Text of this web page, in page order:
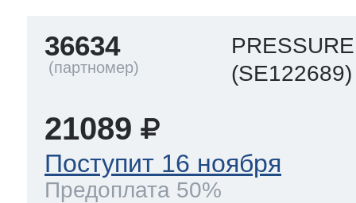
36634
(SE122689)
21089
Поступит 16 ноября
Предоплата 50%